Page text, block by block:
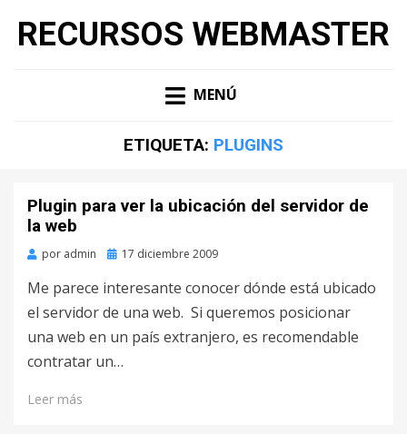
RECURSOS WEBMASTER
MENÚ
ETIQUETA: PLUGINS
Plugin para ver la ubicación del servidor de
la web
por admin
Publicado
17 diciembre 2009
Me parece interesante conocer dónde está ubicado
el servidor de una web. Si queremos posicionar
una web en un país extranjero, es recomendable
contratar un…
Leer más